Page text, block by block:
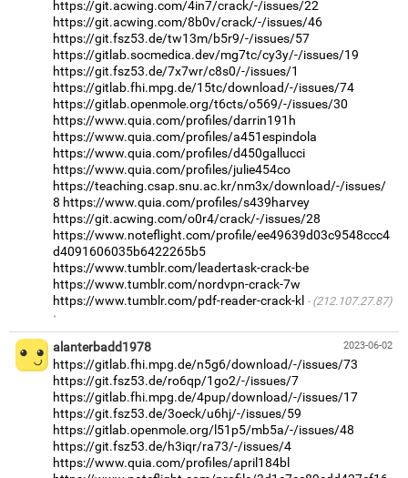
https://git.acwing.com/4in7/crack/-/issues/22
https://git.acwing.com/8b0v/crack/-/issues/46
https://git.fsz53.de/tw13m/b5r9/-/issues/57
https://gitlab.socmedica.dev/mg7tc/cy3y/-/issues/19
https://git.fsz53.de/7x7wr/c8s0/-/issues/1
https://gitlab.fhi.mpg.de/15tc/download/-/issues/74
https://gitlab.openmole.org/t6cts/o569/-/issues/30
https://www.quia.com/profiles/darrin191h
https://www.quia.com/profiles/a451espindola
https://www.quia.com/profiles/d450gallucci
https://www.quia.com/profiles/julie454co
https://teaching.csap.snu.ac.kr/nm3x/download/-/issues/
8 https://www.quia.com/profiles/s439harvey
https://git.acwing.com/o0r4/crack/-/issues/28
https://www.noteflight.com/profile/ee49639d03c9548ccc4
d4091606035b6422265b5
https://www.tumblr.com/leadertask-crack-be
https://www.tumblr.com/nordvpn-crack-7w
https://www.tumblr.com/pdf-reader-crack-kl
(212.107.27.87)
·
2023-06-02
alanterbadd1978
https://gitlab.fhi.mpg.de/n5g6/download/-/issues/73
https://git.fsz53.de/ro6qp/1go2/-/issues/7
https://gitlab.fhi.mpg.de/4pup/download/-/issues/17
https://git.fsz53.de/3oeck/u6hj/-/issues/59
https://gitlab.openmole.org/l51p5/mb5a/-/issues/48
https://git.fsz53.de/h3iqr/ra73/-/issues/4
https://www.quia.com/profiles/april184bl